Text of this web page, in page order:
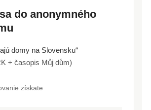
do anonymného
domy na Slovensku“
+ časopis Můj dům)
získate